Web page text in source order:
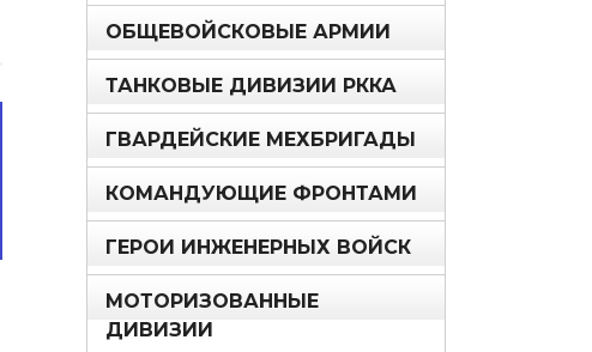
ОБЩЕВОЙСКОВЫЕ АРМИИ
ТАНКОВЫЕ ДИВИЗИИ РККА
ГВАРДЕЙСКИЕ МЕХБРИГАДЫ
КОМАНДУЮЩИЕ ФРОНТАМИ
ГЕРОИ ИНЖЕНЕРНЫХ ВОЙСК
МОТОРИЗОВАННЫЕ
ДИВИЗИИ